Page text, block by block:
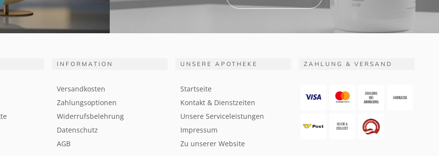
INFORMATION
Versandkosten
Zahlungsoptionen
Widerrufsbelehrung
Datenschutz
AGB
UNSERE APOTHEKE
Startseite
Kontakt & Dienstzeiten
Unsere Serviceleistungen
Impressum
Zu unserer Website
ZAHLUNG & VERSAND